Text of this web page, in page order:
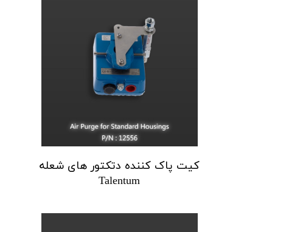
کیت پاک کننده دتکتور های شعله
Talentum